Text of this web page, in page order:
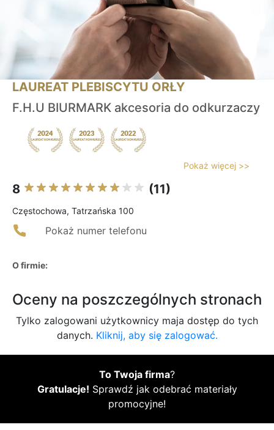
LAUREAT PLEBISCYTU ORŁY
F.H.U BIURMARK akcesoria do odkurzaczy
Pokaż więcej >>
8 (11)
Częstochowa, Tatrzańska 100
Pokaż numer telefonu
O firmie:
Oceny na poszczególnych stronach
Tylko zalogowani użytkownicy maja dostęp do tych
danych. Kliknij, aby się zalogować.
To Twoja firma?
Gratulacje! Sprawdź jak odebrać materiały
promocyjne!